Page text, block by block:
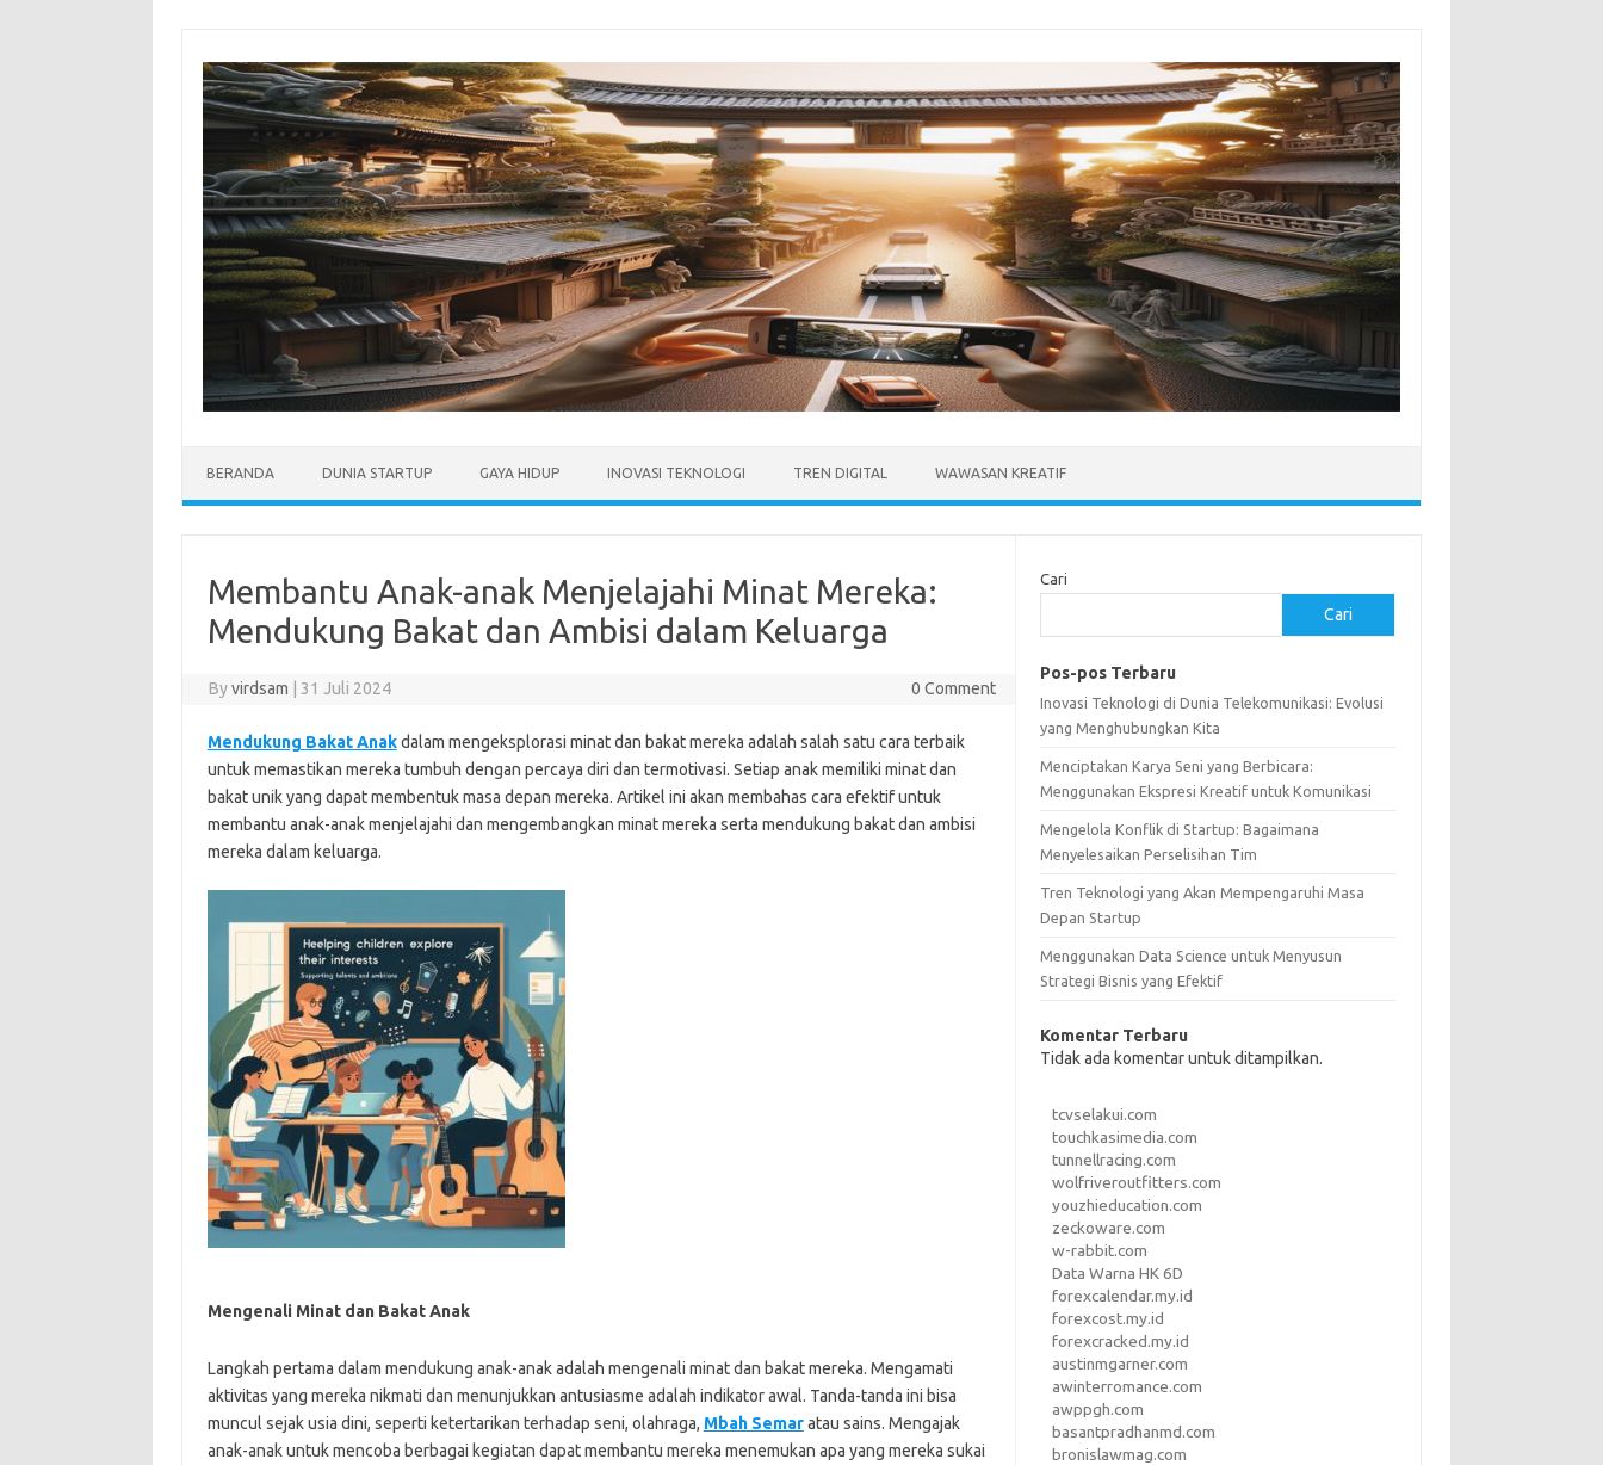
content
BERANDA DUNIA STARTUP GAYA HIDUP INOVASI TEKNOLOGI TREN DIGITAL WAWASAN KREATIF
Membantu Anak-anak Menjelajahi Minat Mereka:
Mendukung Bakat dan Ambisi dalam Keluarga
Byvirdsam 31 Juli 2024 0 Comment
Mendukung Bakat Anakdalam mengeksplorasi minat dan bakat mereka adalah salah satu cara terbaik
untuk memastikan mereka tumbuh dengan percaya diri dan termotivasi. Setiap anak memiliki minat dan
bakat unik yang dapat membentuk masa depan mereka. Artikel ini akan membahas cara efektif untuk
membantu anak-anak menjelajahi dan mengembangkan minat mereka serta mendukung bakat dan ambisi
mereka dalam keluarga.
Mengenali Minat dan Bakat Anak
Langkah pertama dalam mendukung anak-anak adalah mengenali minat dan bakat mereka. Mengamati
aktivitas yang mereka nikmati dan menunjukkan antusiasme adalah indikator awal. Tanda-tanda ini bisa
muncul sejak usia dini, seperti ketertarikan terhadap seni, olahraga, Mbah Semaratau sains. Mengajak
anak-anak untuk mencoba berbagai kegiatan dapat membantu mereka menemukan apa yang mereka sukai
Cari
Cari
Pos-pos Terbaru
Inovasi Teknologi di Dunia Telekomunikasi: Evolusi
yang Menghubungkan Kita
Menciptakan Karya Seni yang Berbicara:
Menggunakan Ekspresi Kreatif untuk Komunikasi
Mengelola Konflik di Startup: Bagaimana
Menyelesaikan Perselisihan Tim
Tren Teknologi yang Akan Mempengaruhi Masa
Depan Startup
Menggunakan Data Science untuk Menyusun
Strategi Bisnis yang Efektif
Komentar Terbaru
Tidak ada komentar untuk ditampilkan.
tcvselakui.com
touchkasimedia.com
tunnellracing.com
wolfriveroutfitters.com
youzhieducation.com
zeckoware.com
w-rabbit.com
Data Warna HK 6D
forexcalendar.my.id
forexcost.my.id
forexcracked.my.id
austinmgarner.com
awinterromance.com
awppgh.com
basantpradhanmd.com
bronislawmag.com